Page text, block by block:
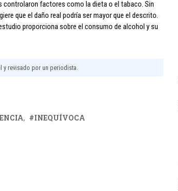
factores como la dieta o el tabaco. Sin
que el daño real podría ser mayor que el descrito.
proporciona sobre el consumo de alcohol y su
y revisado por un periodista.
INEQUÍVOCA